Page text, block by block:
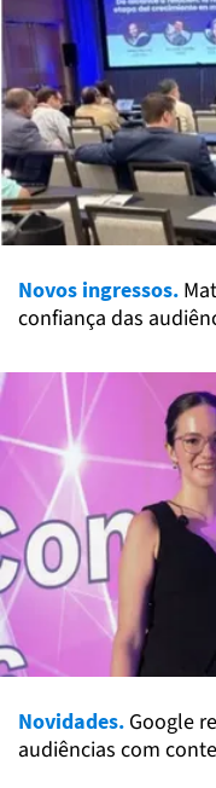
Novos ingressos.
confiança das
Novidades. Google
audiências com